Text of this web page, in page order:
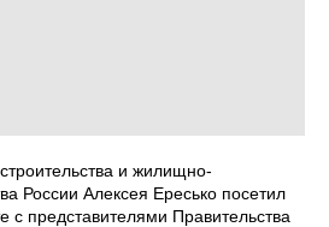
и жилищно-
России Алексея Ересько посетил
с представителями Правительства